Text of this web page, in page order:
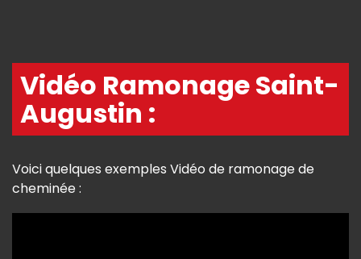
Vidéo Ramonage Saint-
Augustin :
Voici quelques exemples Vidéo de ramonage de
cheminée :